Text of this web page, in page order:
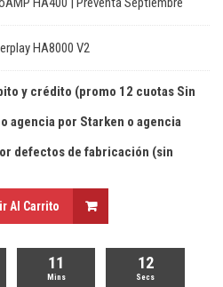
HA8000 V2
y crédito (promo 12 cuotas Sin
agencia por Starken o agencia
defectos de fabricación (sin
Al Carrito
11
Mins
11
Secs